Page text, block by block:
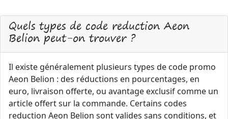
Quels types de code reduction Aeon
Belion peut-on trouver ?
Il existe généralement plusieurs types de code promo
Aeon Belion : des réductions en pourcentages, en
euro, livraison offerte, ou avantage exclusif comme un
article offert sur la commande. Certains codes
reduction Aeon Belion sont valides sans conditions, et